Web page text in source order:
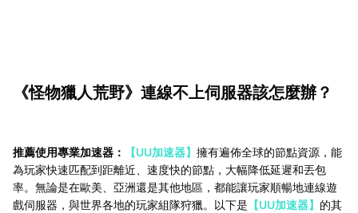
《怪物獵人荒野》連線不上伺服器該怎麼辦？
推薦使用專業加速器： 【UU加速器】 擁有遍佈全球的節點資源，能
為玩家快速匹配到距離近、速度快的節點，大幅降低延遲和丟包
率。無論是在歐美、亞洲還是其他地區，都能讓玩家順暢地連線遊
戲伺服器，與世界各地的玩家組隊狩獵。以下是 【UU加速器】 的其